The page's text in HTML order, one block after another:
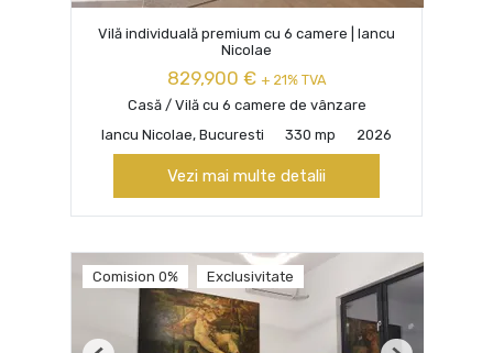
Vilă individuală premium cu 6 camere | Iancu
Nicolae
829,900 € + 21% TVA
Casă / Vilă cu 6 camere de vânzare
Iancu Nicolae, Bucuresti
330 mp 2026
Vezi mai multe detalii
Comision 0% Exclusivitate